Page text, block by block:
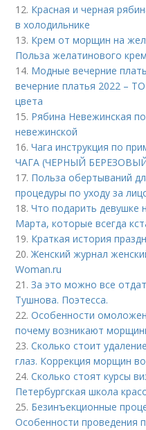
12. Красная и черная
в холодильнике
13. Крем от морщин на
Польза желатинового
14. Модные вечерние
вечерние платья 2022 –
цвета
15. Рябина Невежинская
невежинской
16.Чага инструкция по
ЧАГА (ЧЕРНЫЙ БЕРЕЗОВЫЙ
17. Польза обертываний
процедуры по уходу за
18.Что подарить девушке
Марта, которые всегда
19. Краткая история
20.Женский журнал
Woman.ru
21.За это можно все
Тушнова. Поэтесса.
22.Особенности
почему возникают
23.Сколько стоит
глаз. Коррекция морщин
24.Сколько стоят курсы
Петербургская школа
25. Безинъекционные
Особенности проведения